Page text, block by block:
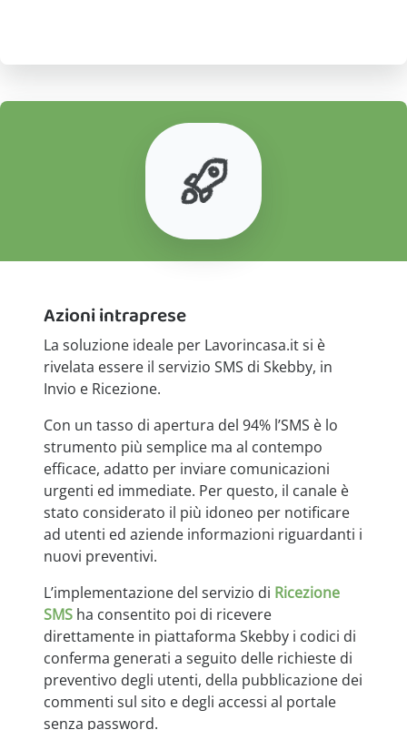
Azioni intraprese
La soluzione ideale per Lavorincasa.it si è
rivelata essere il servizio SMS di Skebby, in
Invio e Ricezione.
Con un tasso di apertura del 94% l’SMS è lo
strumento più semplice ma al contempo
efficace, adatto per inviare comunicazioni
urgenti ed immediate. Per questo, il canale è
stato considerato il più idoneo per notificare
ad utenti ed aziende informazioni riguardanti i
nuovi preventivi.
L’implementazione del servizio di Ricezione
SMS ha consentito poi di ricevere
direttamente in piattaforma Skebby i codici di
conferma generati a seguito delle richieste di
preventivo degli utenti, della pubblicazione dei
commenti sul sito e degli accessi al portale
senza password.